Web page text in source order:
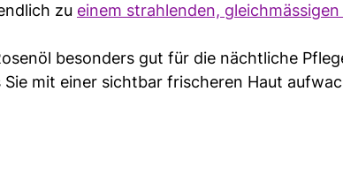
zu einem strahlenden,
besonders gut für die nächtliche
mit einer sichtbar frischeren Haut